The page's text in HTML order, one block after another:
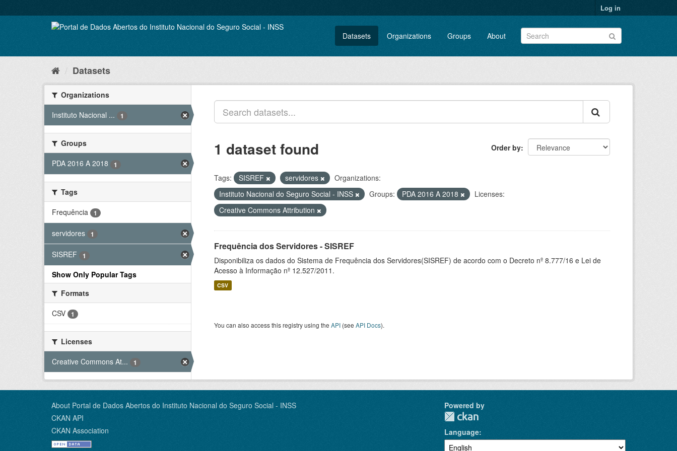
to
Log in
Datasets Organizations Groups About
Datasets
Organizations
Instituto Nacional ...
1
Groups
PDA 2016 A 2018
1
Tags
Frequência
1
servidores 1
SISREF 1
Show Only Popular Tags
Formats
CSV
1
Licenses
Creative Commons At...
1
Order by
1 dataset found
Tags: SISREF servidores
Organizations:
Instituto Nacional do Seguro Social - INSS
Groups: PDA 2016 A 2018
Licenses:
Creative Commons Attribution
Frequência dos Servidores - SISREF
Disponibiliza os dados do Sistema de Frequência dos Servidores(SISREF) de acordo com o Decreto nº 8.777/16 e Lei de
Acesso à Informação nº 12.527/2011.
CSV
You can also access this registry using the API (see API Docs).
About Portal de Dados Abertos do Instituto Nacional do Seguro Social - INSS
CKAN API
CKAN Association
Powered by
Language